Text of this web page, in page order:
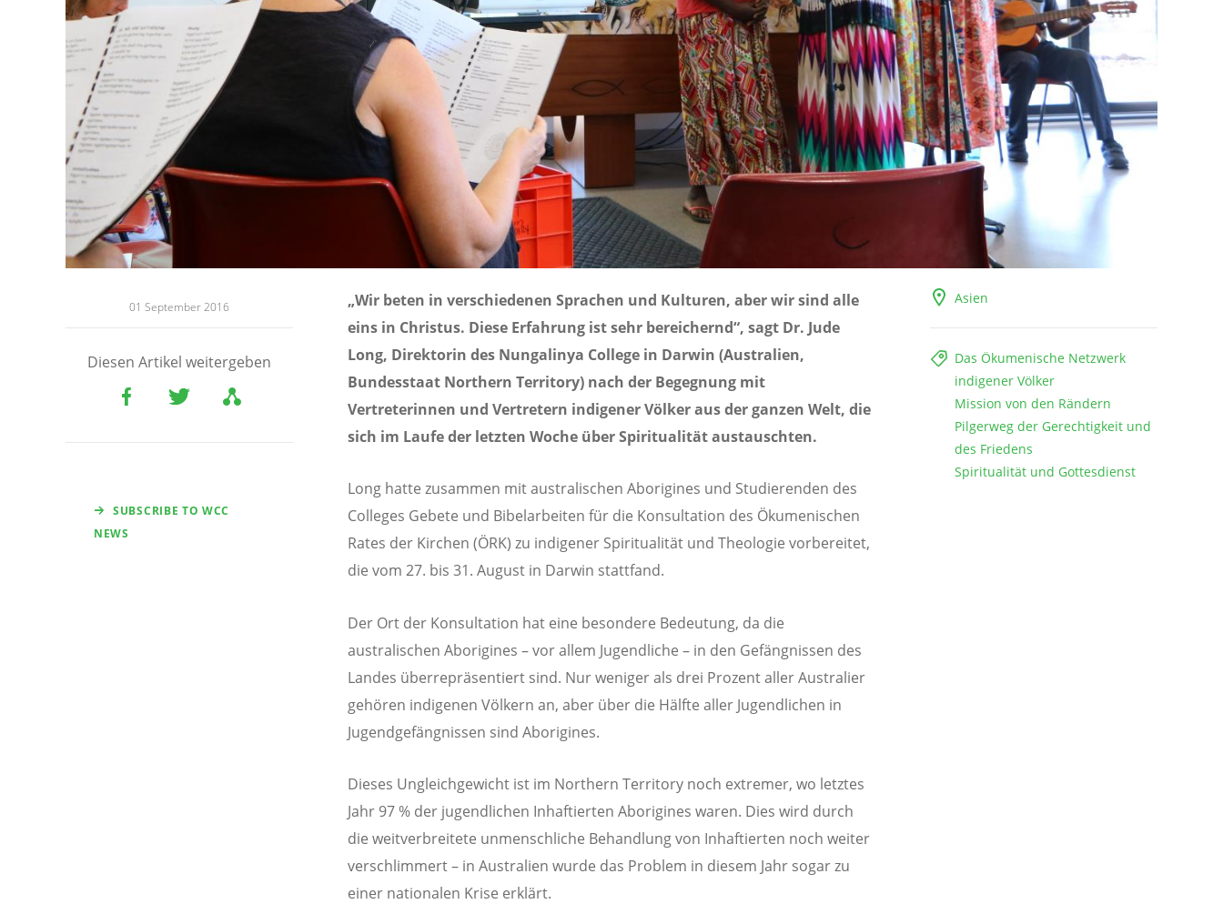
01 September 2016
Diesen Artikel weitergeben
SUBSCRIBE TO WCC
NEWS
Asien
Das Ökumenische Netzwerk
indigener Völker
Mission von den Rändern
Pilgerweg der Gerechtigkeit und
des Friedens
Spiritualität und Gottesdienst
„Wir beten in verschiedenen Sprachen und Kulturen, aber wir sind alle
eins in Christus. Diese Erfahrung ist sehr bereichernd“, sagt Dr. Jude
Long, Direktorin des Nungalinya College in Darwin (Australien,
Bundesstaat Northern Territory) nach der Begegnung mit
Vertreterinnen und Vertretern indigener Völker aus der ganzen Welt, die
sich im Laufe der letzten Woche über Spiritualität austauschten.
Long hatte zusammen mit australischen Aborigines und Studierenden des
Colleges Gebete und Bibelarbeiten für die Konsultation des Ökumenischen
Rates der Kirchen (ÖRK) zu indigener Spiritualität und Theologie vorbereitet,
die vom 27. bis 31. August in Darwin stattfand.
Der Ort der Konsultation hat eine besondere Bedeutung, da die
australischen Aborigines – vor allem Jugendliche – in den Gefängnissen des
Landes überrepräsentiert sind. Nur weniger als drei Prozent aller Australier
gehören indigenen Völkern an, aber über die Hälfte aller Jugendlichen in
Jugendgefängnissen sind Aborigines.
Dieses Ungleichgewicht ist im Northern Territory noch extremer, wo letztes
Jahr 97 % der jugendlichen Inhaftierten Aborigines waren. Dies wird durch
die weitverbreitete unmenschliche Behandlung von Inhaftierten noch weiter
verschlimmert – in Australien wurde das Problem in diesem Jahr sogar zu
einer nationalen Krise erklärt.